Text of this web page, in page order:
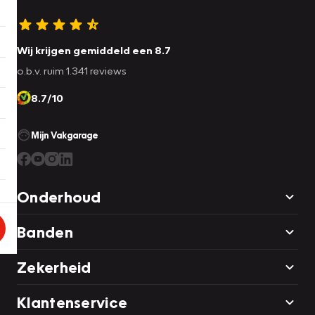
Wij krijgen gemiddeld een 8.7
o.b.v. ruim 1.341 reviews
8.7/10
Mijn Vakgarage
Onderhoud
Banden
Zekerheid
Klantenservice